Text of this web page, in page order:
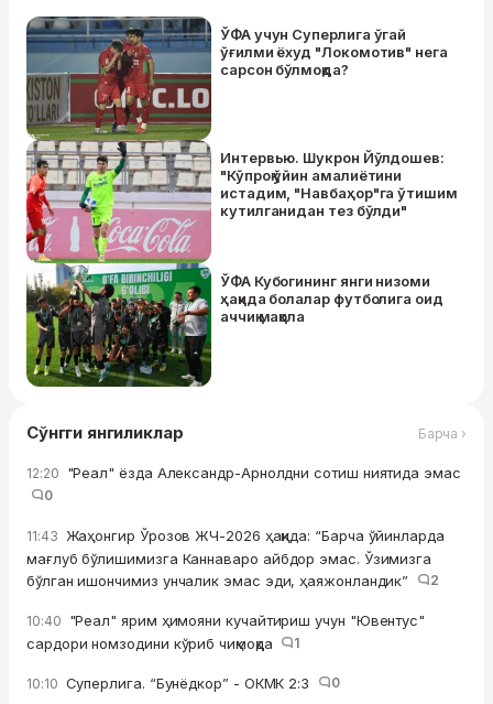
ЎФА учун Суперлига ўгай
ўғилми ёхуд "Локомотив" нега
сарсон бўлмоқда?
Интервью. Шукрон Йўлдошев:
"Кўпроқ ўйин амалиётини
истадим, "Навбаҳор"га ўтишим
кутилганидан тез бўлди"
ЎФА Кубогининг янги низоми
ҳақида болалар футболига оид
аччиқ мақола
Сўнгги янгиликлар Барча ›
12:20 "Реал" ёзда Александр-Арнолдни сотиш ниятида эмас
0
11:43 Жаҳонгир Ўрозов ЖЧ-2026 ҳақида: “Барча ўйинларда
мағлуб бўлишимизга Каннаваро айбдор эмас. Ўзимизга
бўлган ишончимиз унчалик эмас эди, ҳаяжонландик”
2
10:40 "Реал" ярим ҳимояни кучайтириш учун "Ювентус"
сардори номзодини кўриб чиқмоқда
1
10:10 Суперлига. “Бунёдкор” - ОКМК 2:3 0